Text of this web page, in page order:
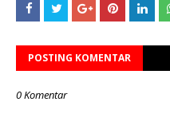
POSTING KOMENTAR
0 Komentar